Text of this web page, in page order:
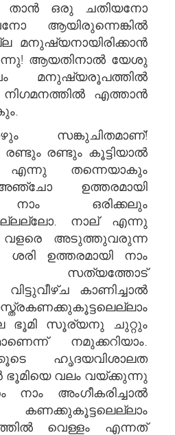
താന്‍ ഒരു ചതിയനോ
ആയിരുന്നെങ്കില്‍
മനുഷ്യനായിരിക്കാന്‍
ആയതിനാല്‍ യേശു
മനുഷ്യരൂപത്തില്‍
നിഗമനത്തില്‍ എത്താന്‍
സങ്കുചിതമാണ്!
രണ്ടും കൂട്ടിയാല്‍
തന്നെയാകും
ഉത്തരമായി
നാം ഒരിക്കലും
നാല് എന്നു
വളരെ അടുത്തുവരുന്ന
ഉത്തരമായി നാം
സത്യത്തോട്
കാണിച്ചാല്‍
ഭൂമി സൂര്യനു ചുറ്റും
നമുക്കറിയാം.
ഹൃദയവിശാലത
വലം വയ്ക്കുന്നു
നാം അംഗീകരിച്ചാല്‍
കണക്കുകൂട്ടലെല്ലാം
വെള്ളം എന്നത്